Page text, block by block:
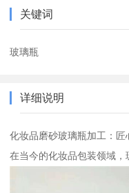
关键词
玻璃瓶
详细说明
化妆品磨砂玻璃瓶加工：
在当今的化妆品包装领域，